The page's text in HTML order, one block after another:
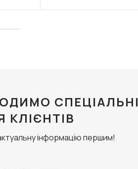
СПЕЦІАЛЬНІ
КЛІЄНТІВ
інформацію першим!